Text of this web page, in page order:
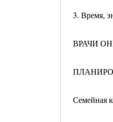
3. Время,
ВРАЧИ
Семейная